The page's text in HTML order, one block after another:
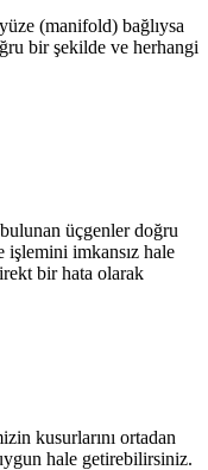
yüze (manifold) bağlıysa
ğru bir şekilde ve herhangi
bulunan üçgenler doğru
işlemini imkansız hale
bir hata olarak
kusurlarını ortadan
hale getirebilirsiniz.